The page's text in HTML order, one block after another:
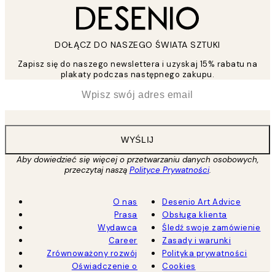
DOŁĄCZ DO NASZEGO ŚWIATA SZTUKI
Zapisz się do naszego newslettera i uzyskaj 15% rabatu na
plakaty podczas następnego zakupu.
WYŚLIJ
Aby dowiedzieć się więcej o przetwarzaniu danych osobowych,
przeczytaj naszą Polityce Prywatności.
O nas
Prasa
Wydawca
Career
Zrównoważony rozwój
Oświadczenie o
Desenio Art Advice
Obsługa klienta
Śledź swoje zamówienie
Zasady i warunki
Polityka prywatności
Cookies